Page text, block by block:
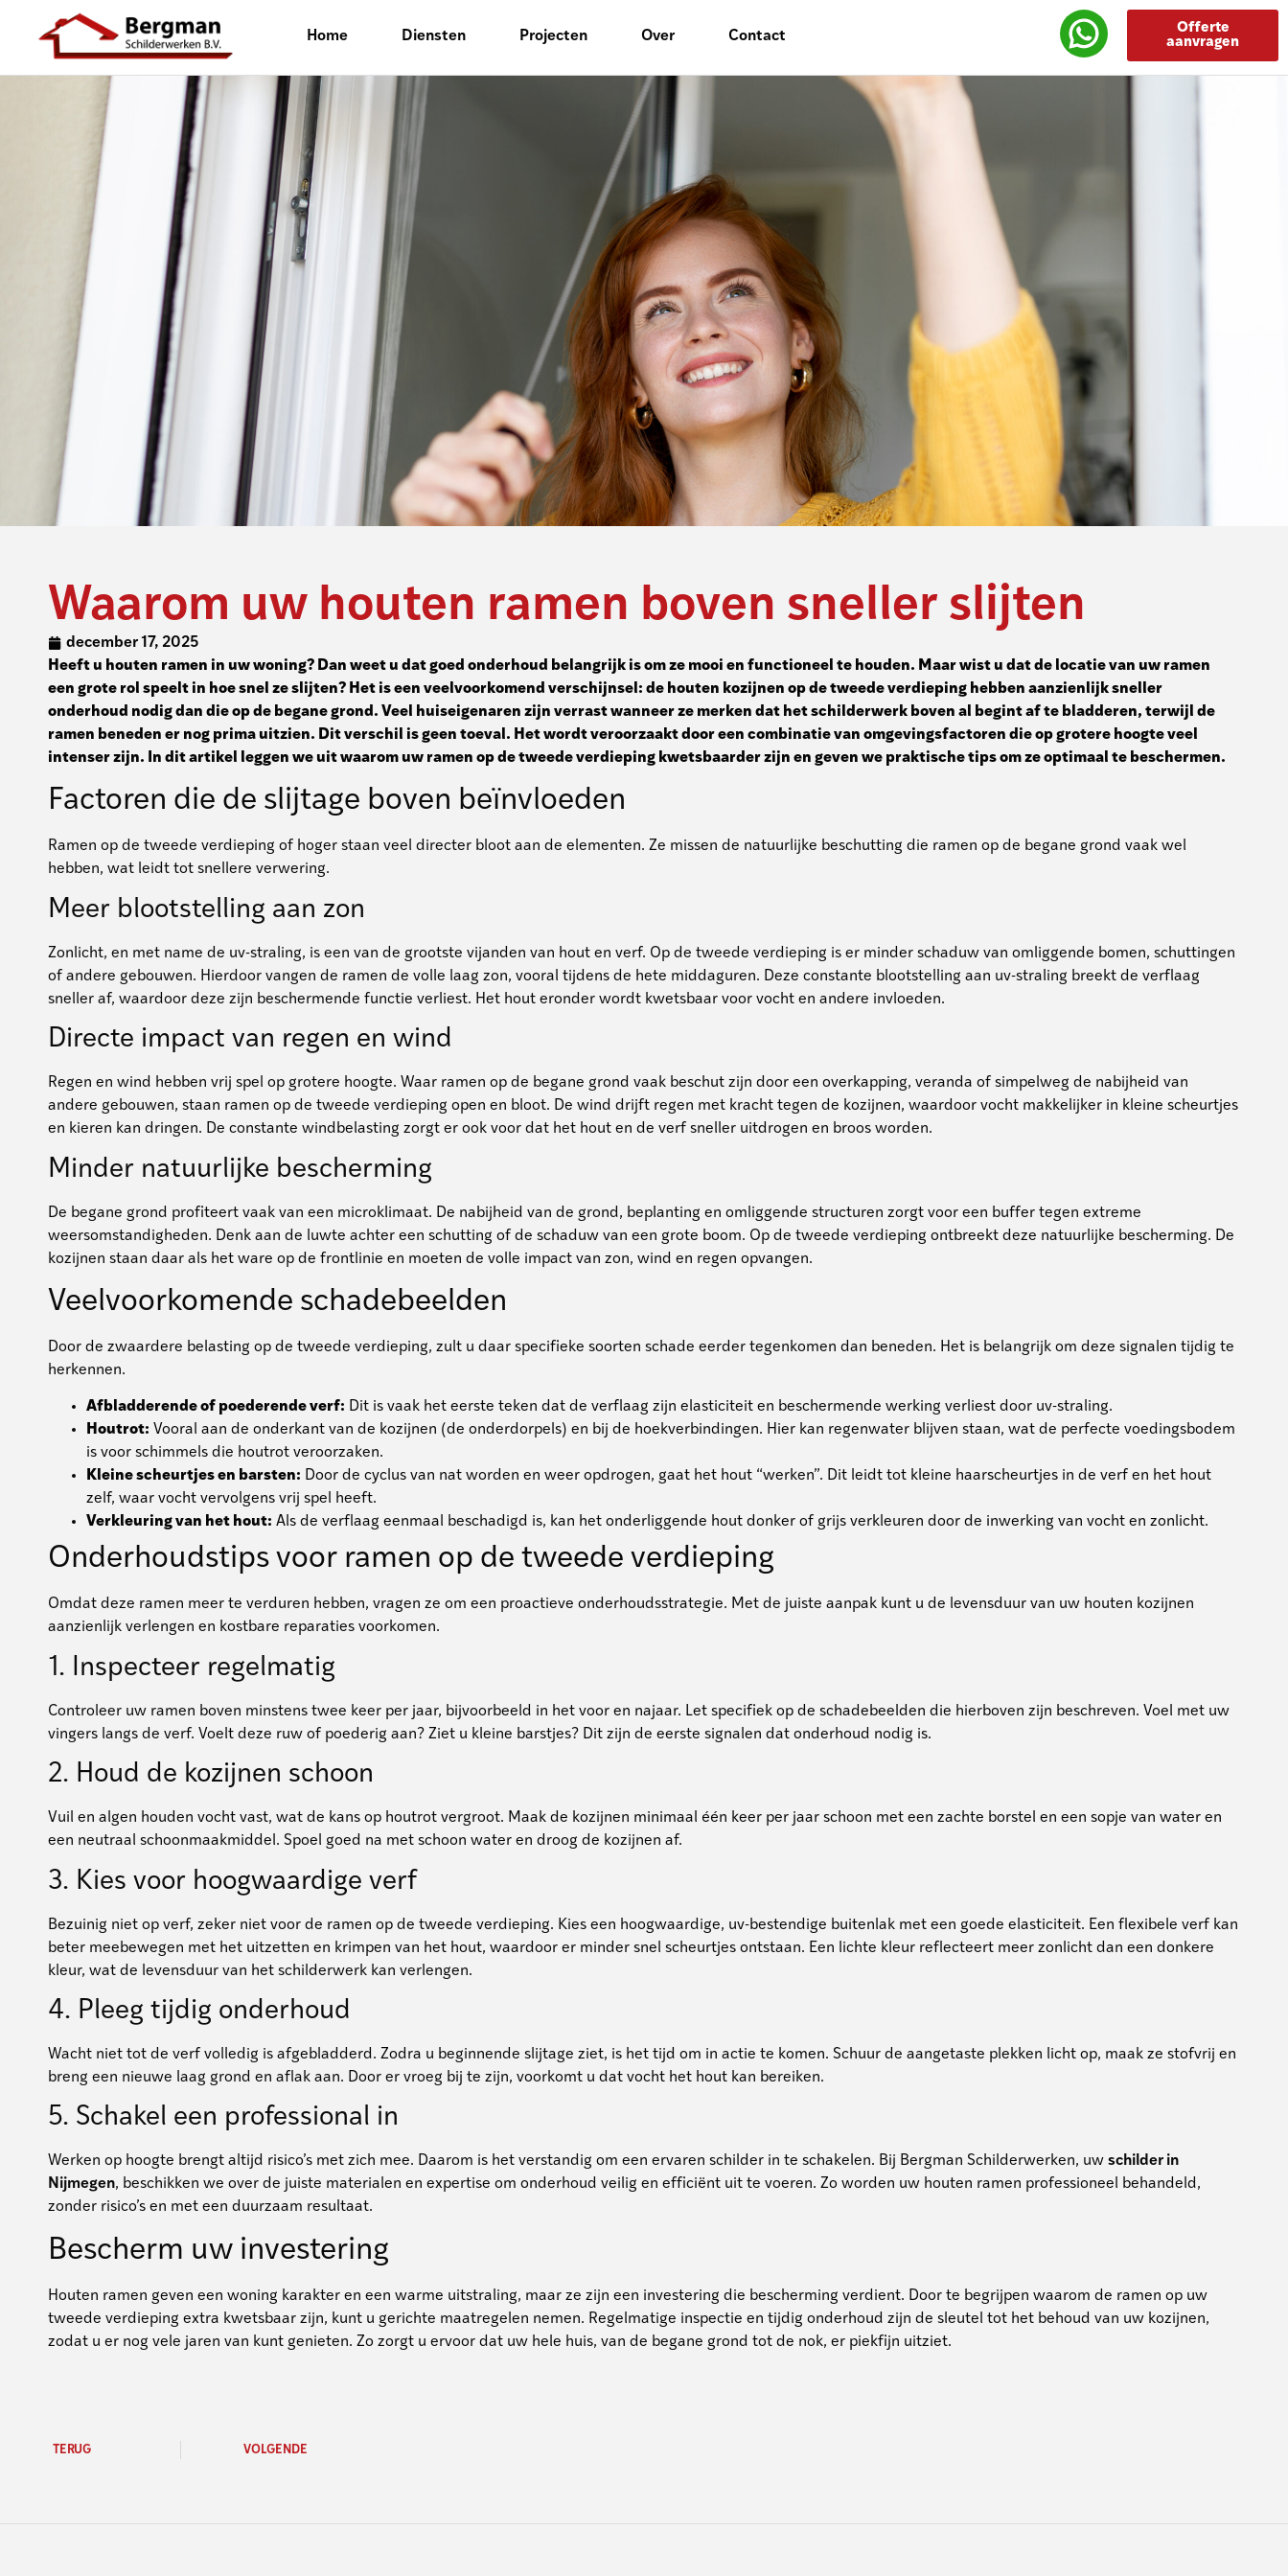
Home Diensten Projecten Over Contact
Offerte
aanvragen
Waarom uw houten ramen boven sneller slijten
december 17, 2025
Heeft u houten ramen in uw woning? Dan weet u dat goed onderhoud belangrijk is om ze mooi en functioneel te houden. Maar wist u dat de locatie van uw ramen
een grote rol speelt in hoe snel ze slijten? Het is een veelvoorkomend verschijnsel: de houten kozijnen op de tweede verdieping hebben aanzienlijk sneller
onderhoud nodig dan die op de begane grond. Veel huiseigenaren zijn verrast wanneer ze merken dat het schilderwerk boven al begint af te bladderen, terwijl de
ramen beneden er nog prima uitzien. Dit verschil is geen toeval. Het wordt veroorzaakt door een combinatie van omgevingsfactoren die op grotere hoogte veel
intenser zijn. In dit artikel leggen we uit waarom uw ramen op de tweede verdieping kwetsbaarder zijn en geven we praktische tips om ze optimaal te beschermen.
Factoren die de slijtage boven beïnvloeden
Ramen op de tweede verdieping of hoger staan veel directer bloot aan de elementen. Ze missen de natuurlijke beschutting die ramen op de begane grond vaak wel
hebben, wat leidt tot snellere verwering.
Meer blootstelling aan zon
Zonlicht, en met name de uv-straling, is een van de grootste vijanden van hout en verf. Op de tweede verdieping is er minder schaduw van omliggende bomen, schuttingen
of andere gebouwen. Hierdoor vangen de ramen de volle laag zon, vooral tijdens de hete middaguren. Deze constante blootstelling aan uv-straling breekt de verflaag
sneller af, waardoor deze zijn beschermende functie verliest. Het hout eronder wordt kwetsbaar voor vocht en andere invloeden.
Directe impact van regen en wind
Regen en wind hebben vrij spel op grotere hoogte. Waar ramen op de begane grond vaak beschut zijn door een overkapping, veranda of simpelweg de nabijheid van
andere gebouwen, staan ramen op de tweede verdieping open en bloot. De wind drijft regen met kracht tegen de kozijnen, waardoor vocht makkelijker in kleine scheurtjes
en kieren kan dringen. De constante windbelasting zorgt er ook voor dat het hout en de verf sneller uitdrogen en broos worden.
Minder natuurlijke bescherming
De begane grond profiteert vaak van een microklimaat. De nabijheid van de grond, beplanting en omliggende structuren zorgt voor een buffer tegen extreme
weersomstandigheden. Denk aan de luwte achter een schutting of de schaduw van een grote boom. Op de tweede verdieping ontbreekt deze natuurlijke bescherming. De
kozijnen staan daar als het ware op de frontlinie en moeten de volle impact van zon, wind en regen opvangen.
Veelvoorkomende schadebeelden
Door de zwaardere belasting op de tweede verdieping, zult u daar specifieke soorten schade eerder tegenkomen dan beneden. Het is belangrijk om deze signalen tijdig te
herkennen.
Afbladderende of poederende verf: Dit is vaak het eerste teken dat de verflaag zijn elasticiteit en beschermende werking verliest door uv-straling.
Houtrot: Vooral aan de onderkant van de kozijnen (de onderdorpels) en bij de hoekverbindingen. Hier kan regenwater blijven staan, wat de perfecte voedingsbodem
is voor schimmels die houtrot veroorzaken.
Kleine scheurtjes en barsten: Door de cyclus van nat worden en weer opdrogen, gaat het hout “werken”. Dit leidt tot kleine haarscheurtjes in de verf en het hout
zelf, waar vocht vervolgens vrij spel heeft.
Verkleuring van het hout: Als de verflaag eenmaal beschadigd is, kan het onderliggende hout donker of grijs verkleuren door de inwerking van vocht en zonlicht.
Onderhoudstips voor ramen op de tweede verdieping
Omdat deze ramen meer te verduren hebben, vragen ze om een proactieve onderhoudsstrategie. Met de juiste aanpak kunt u de levensduur van uw houten kozijnen
aanzienlijk verlengen en kostbare reparaties voorkomen.
1. Inspecteer regelmatig
Controleer uw ramen boven minstens twee keer per jaar, bijvoorbeeld in het voor en najaar. Let specifiek op de schadebeelden die hierboven zijn beschreven. Voel met uw
vingers langs de verf. Voelt deze ruw of poederig aan? Ziet u kleine barstjes? Dit zijn de eerste signalen dat onderhoud nodig is.
2. Houd de kozijnen schoon
Vuil en algen houden vocht vast, wat de kans op houtrot vergroot. Maak de kozijnen minimaal één keer per jaar schoon met een zachte borstel en een sopje van water en
een neutraal schoonmaakmiddel. Spoel goed na met schoon water en droog de kozijnen af.
3. Kies voor hoogwaardige verf
Bezuinig niet op verf, zeker niet voor de ramen op de tweede verdieping. Kies een hoogwaardige, uv-bestendige buitenlak met een goede elasticiteit. Een flexibele verf kan
beter meebewegen met het uitzetten en krimpen van het hout, waardoor er minder snel scheurtjes ontstaan. Een lichte kleur reflecteert meer zonlicht dan een donkere
kleur, wat de levensduur van het schilderwerk kan verlengen.
4. Pleeg tijdig onderhoud
Wacht niet tot de verf volledig is afgebladderd. Zodra u beginnende slijtage ziet, is het tijd om in actie te komen. Schuur de aangetaste plekken licht op, maak ze stofvrij en
breng een nieuwe laag grond en aflak aan. Door er vroeg bij te zijn, voorkomt u dat vocht het hout kan bereiken.
5. Schakel een professional in
Werken op hoogte brengt altijd risico’s met zich mee. Daarom is het verstandig om een ervaren schilder in te schakelen. Bij Bergman Schilderwerken, uwschilder in
Nijmegen, beschikken we over de juiste materialen en expertise om onderhoud veilig en efficiënt uit te voeren. Zo worden uw houten ramen professioneel behandeld,
zonder risico’s en met een duurzaam resultaat.
Bescherm uw investering
Houten ramen geven een woning karakter en een warme uitstraling, maar ze zijn een investering die bescherming verdient. Door te begrijpen waarom de ramen op uw
tweede verdieping extra kwetsbaar zijn, kunt u gerichte maatregelen nemen. Regelmatige inspectie en tijdig onderhoud zijn de sleutel tot het behoud van uw kozijnen,
zodat u er nog vele jaren van kunt genieten. Zo zorgt u ervoor dat uw hele huis, van de begane grond tot de nok, er piekfijn uitziet.
TERUG VOLGENDE